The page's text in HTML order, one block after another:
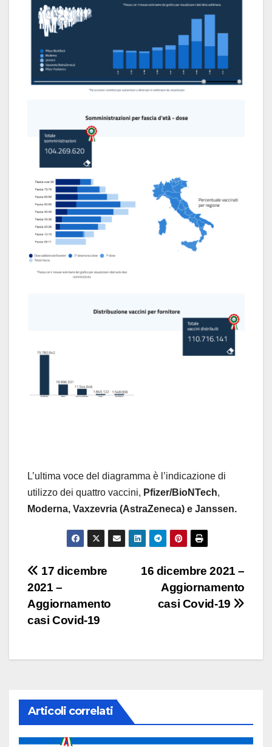
L’ultima voce del diagramma è l’indicazione di
utilizzo dei quattro vaccini, Pfizer/BioNTech,
Moderna, Vaxzevria (AstraZeneca) e Janssen.
Navigazione
articoli
16 dicembre 2021 –
Aggiornamento
casi Covid-19
17 dicembre
2021 –
Aggiornamento
casi Covid-19
Articoli correlati